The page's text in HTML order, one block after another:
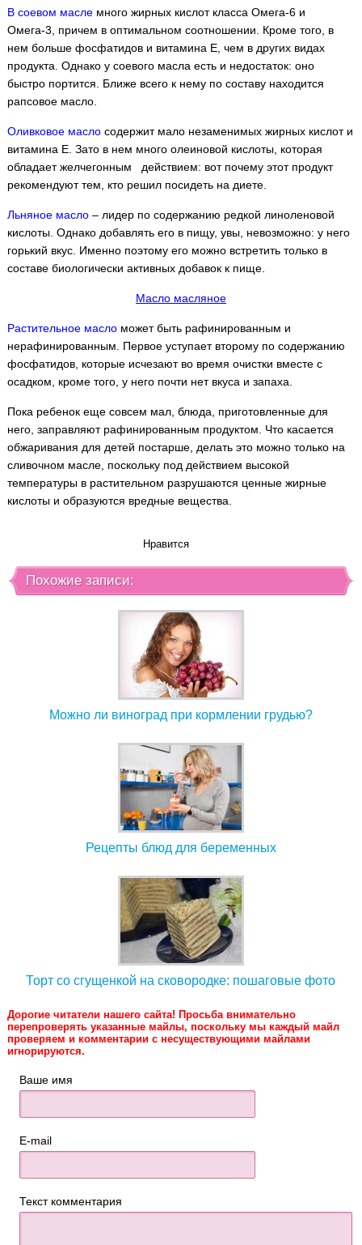
В соевом маслемного жирных кислот класса Омега-6 и
Омега-3, причем в оптимальном соотношении. Кроме того, в
нем больше фосфатидов и витамина Е, чем в других видах
продукта. Однако у соевого масла есть и недостаток: оно
быстро портится. Ближе всего к нему по составу находится
рапсовое масло.
Оливковое маслосодержит мало незаменимых жирных кислот и
витамина Е. Зато в нем много олеиновой кислоты, которая
обладает желчегонным действием: вот почему этот продукт
рекомендуют тем, кто решил посидеть на диете.
Льняное масло– лидер по содержанию редкой линоленовой
кислоты. Однако добавлять его в пищу, увы, невозможно: у него
горький вкус. Именно поэтому его можно встретить только в
составе биологически активных добавок к пище.
Масло масляное
Растительное масломожет быть рафинированным и
нерафинированным. Первое уступает второму по содержанию
фосфатидов, которые исчезают во время очистки вместе с
осадком, кроме того, у него почти нет вкуса и запаха.
Пока ребенок еще совсем мал, блюда, приготовленные для
него, заправляют рафинированным продуктом. Что касается
обжаривания для детей постарше, делать это можно только на
сливочном масле, поскольку под действием высокой
температуры в растительном разрушаются ценные жирные
кислоты и образуются вредные вещества.
Нравится
Похожие записи:
Можно ли виноград при кормлении грудью?
Рецепты блюд для беременных
Торт со сгущенкой на сковородке: пошаговые фото
Дорогие читатели нашего сайта! Просьба внимательно
перепроверять указанные майлы, поскольку мы каждый майл
проверяем и комментарии с несуществующими майлами
игнорируются.
Ваше имя
E-mail
Текст комментария